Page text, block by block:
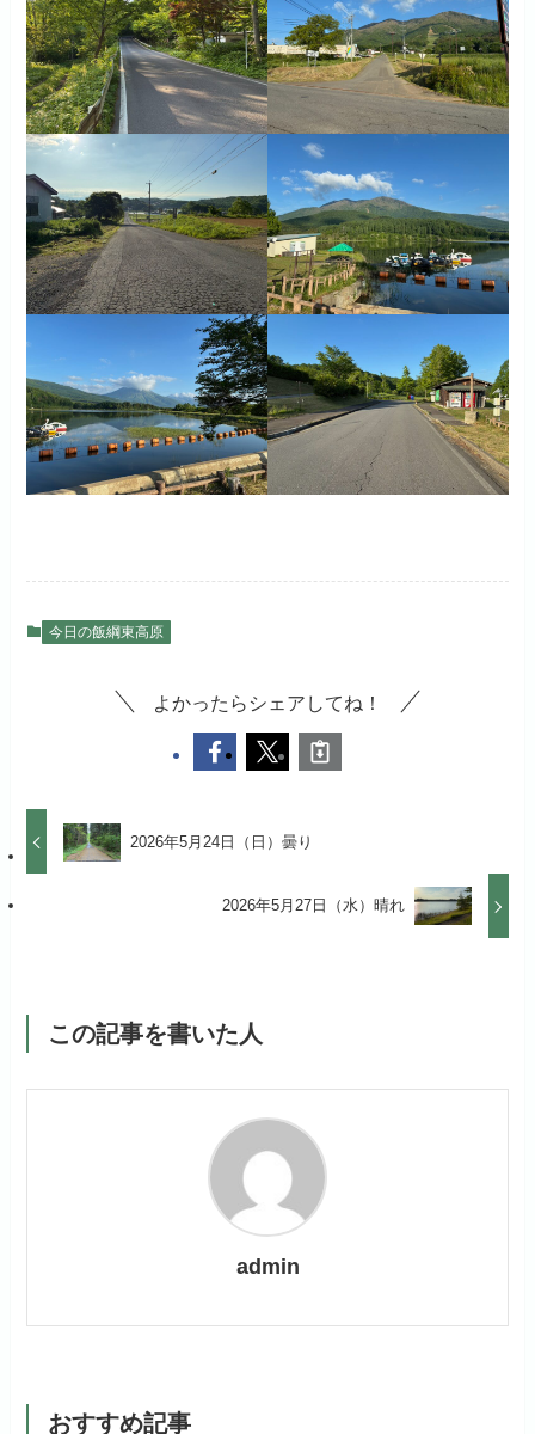
今日の飯綱東高原
よかったらシェアしてね！
2026年5月24日（日）曇り
2026年5月27日（水）晴れ
この記事を書いた人
admin
おすすめ記事